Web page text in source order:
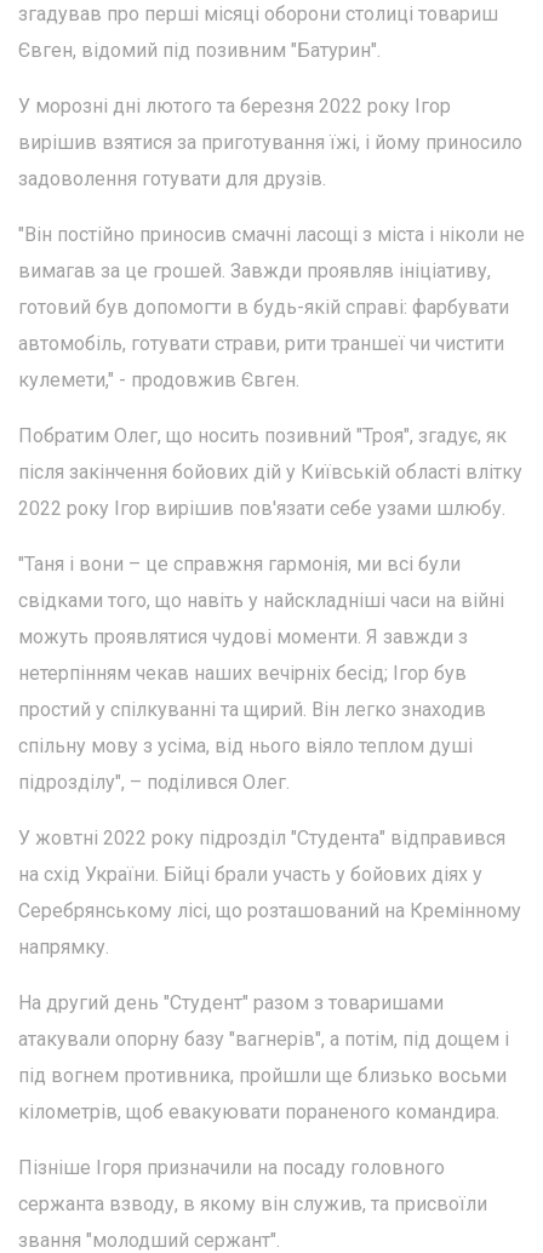
згадував про перші місяці оборони столиці товариш
Євген, відомий під позивним "Батурин".
У морозні дні лютого та березня 2022 року Ігор
вирішив взятися за приготування їжі, і йому приносило
задоволення готувати для друзів.
"Він постійно приносив смачні ласощі з міста і ніколи не
вимагав за це грошей. Завжди проявляв ініціативу,
готовий був допомогти в будь-якій справі: фарбувати
автомобіль, готувати страви, рити траншеї чи чистити
кулемети," - продовжив Євген.
Побратим Олег, що носить позивний "Троя", згадує, як
після закінчення бойових дій у Київській області влітку
2022 року Ігор вирішив пов'язати себе узами шлюбу.
"Таня і вони – це справжня гармонія, ми всі були
свідками того, що навіть у найскладніші часи на війні
можуть проявлятися чудові моменти. Я завжди з
нетерпінням чекав наших вечірніх бесід; Ігор був
простий у спілкуванні та щирий. Він легко знаходив
спільну мову з усіма, від нього віяло теплом душі
підрозділу", – поділився Олег.
У жовтні 2022 року підрозділ "Студента" відправився
на схід України. Бійці брали участь у бойових діях у
Серебрянському лісі, що розташований на Кремінному
напрямку.
На другий день "Студент" разом з товаришами
атакували опорну базу "вагнерів", а потім, під дощем і
під вогнем противника, пройшли ще близько восьми
кілометрів, щоб евакуювати пораненого командира.
Пізніше Ігоря призначили на посаду головного
сержанта взводу, в якому він служив, та присвоїли
звання "молодший сержант".